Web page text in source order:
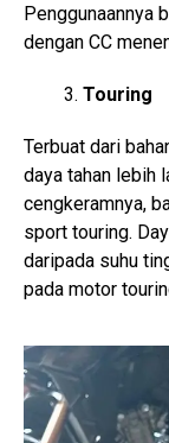
Penggunaannya
dengan CC
Touring
Terbuat dari
daya tahan lebih
cengkeramnya,
sport touring.
daripada suhu
pada motor